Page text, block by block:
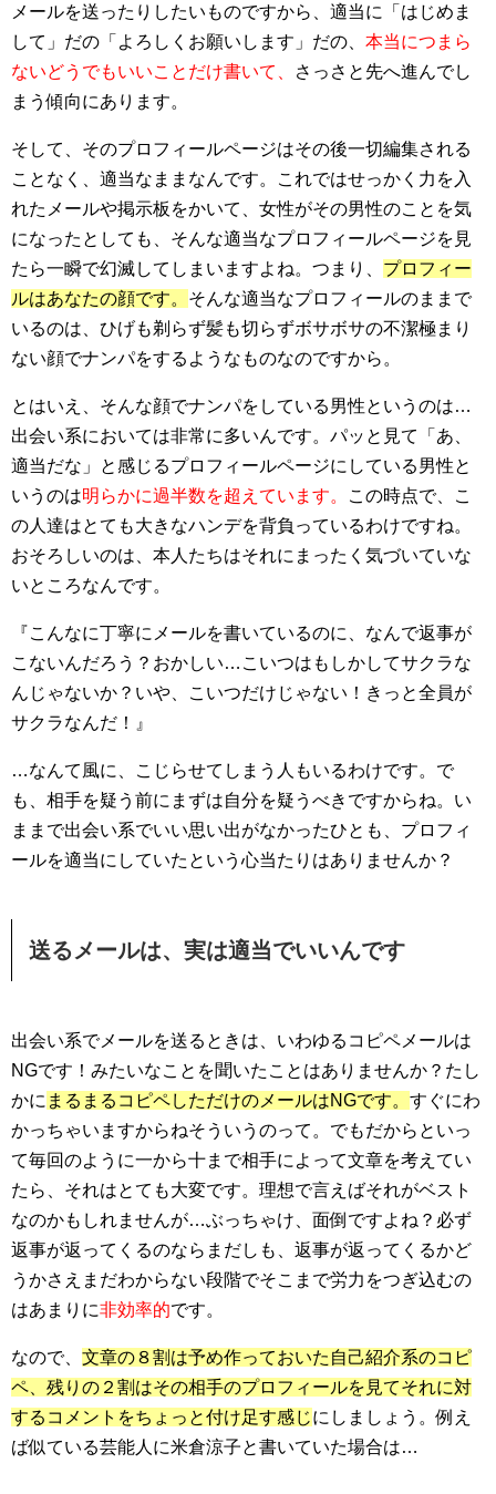
メールを送ったりしたいものですから、適当に「はじめま
して」だの「よろしくお願いします」だの、 本当につまら
ないどうでもいいことだけ書いて、
さっさと先へ進んでし
まう傾向にあります。
そして、そのプロフィールページはその後一切編集される
ことなく、適当なままなんです。これではせっかく力を入
れたメールや掲示板をかいて、女性がその男性のことを気
になったとしても、そんな適当なプロフィールページを見
たら一瞬で幻滅してしまいますよね。つまり、 プロフィー
ルはあなたの顔です。 そんな適当なプロフィールのままで
いるのは、ひげも剃らず髪も切らずボサボサの不潔極まり
ない顔でナンパをするようなものなのですから。
とはいえ、そんな顔でナンパをしている男性というのは…
出会い系においては非常に多いんです。パッと見て「あ、
適当だな」と感じるプロフィールページにしている男性と
いうのは明らかに過半数を超えています。
この時点で、こ
の人達はとても大きなハンデを背負っているわけですね。
おそろしいのは、本人たちはそれにまったく気づいていな
いところなんです。
『こんなに丁寧にメールを書いているのに、なんで返事が
こないんだろう？おかしい…こいつはもしかしてサクラな
んじゃないか？いや、こいつだけじゃない！きっと全員が
サクラなんだ！』
…なんて風に、こじらせてしまう人もいるわけです。で
も、相手を疑う前にまずは自分を疑うべきですからね。い
ままで出会い系でいい思い出がなかったひとも、プロフィ
ールを適当にしていたという心当たりはありませんか？
送るメールは、実は適当でいいんです
出会い系でメールを送るときは、いわゆるコピペメールは
NGです！みたいなことを聞いたことはありませんか？たし
かに まるまるコピペしただけのメールはNGです。 すぐにわ
かっちゃいますからねそういうのって。でもだからといっ
て毎回のように一から十まで相手によって文章を考えてい
たら、それはとても大変です。理想で言えばそれがベスト
なのかもしれませんが…ぶっちゃけ、面倒ですよね？必ず
返事が返ってくるのならまだしも、返事が返ってくるかど
うかさえまだわからない段階でそこまで労力をつぎ込むの
はあまりに非効率的です。
なので、 文章の８割は予め作っておいた自己紹介系のコピ
ペ、残りの２割はその相手のプロフィールを見てそれに対
するコメントをちょっと付け足す感じにしましょう。例え
ば似ている芸能人に米倉涼子と書いていた場合は…